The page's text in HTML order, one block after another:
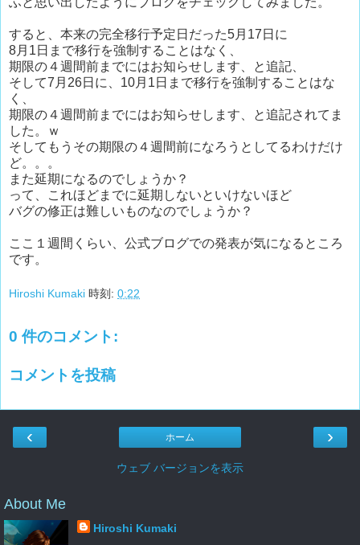
すると、本来の完全移行予定日だった5月17日に
8月1日まで移行を強制することはなく、
期限の４週間前までにはお知らせします、と追記、
そして7月26日に、10月1日まで移行を強制することはな
く、
期限の４週間前までにはお知らせします、と追記されてま
した。ｗ
そしてもうその期限の４週間前になろうとしてるわけだけ
ど。。。
また延期になるのでしょうか？
って、これほどまでに延期しないといけないほど
バグの修正は難しいものなのでしょうか？
ここ１週間くらい、公式ブログでの発表が気になるところ
です。
Hiroshi Kumaki 時刻: 0:22
0 件のコメント:
コメントを投稿
‹ ›
ホーム
ウェブ バージョンを表示
About Me
Hiroshi Kumaki